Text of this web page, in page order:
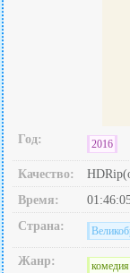
Год: 2016
Качество:
Время:
Страна:
Жанр: комедия